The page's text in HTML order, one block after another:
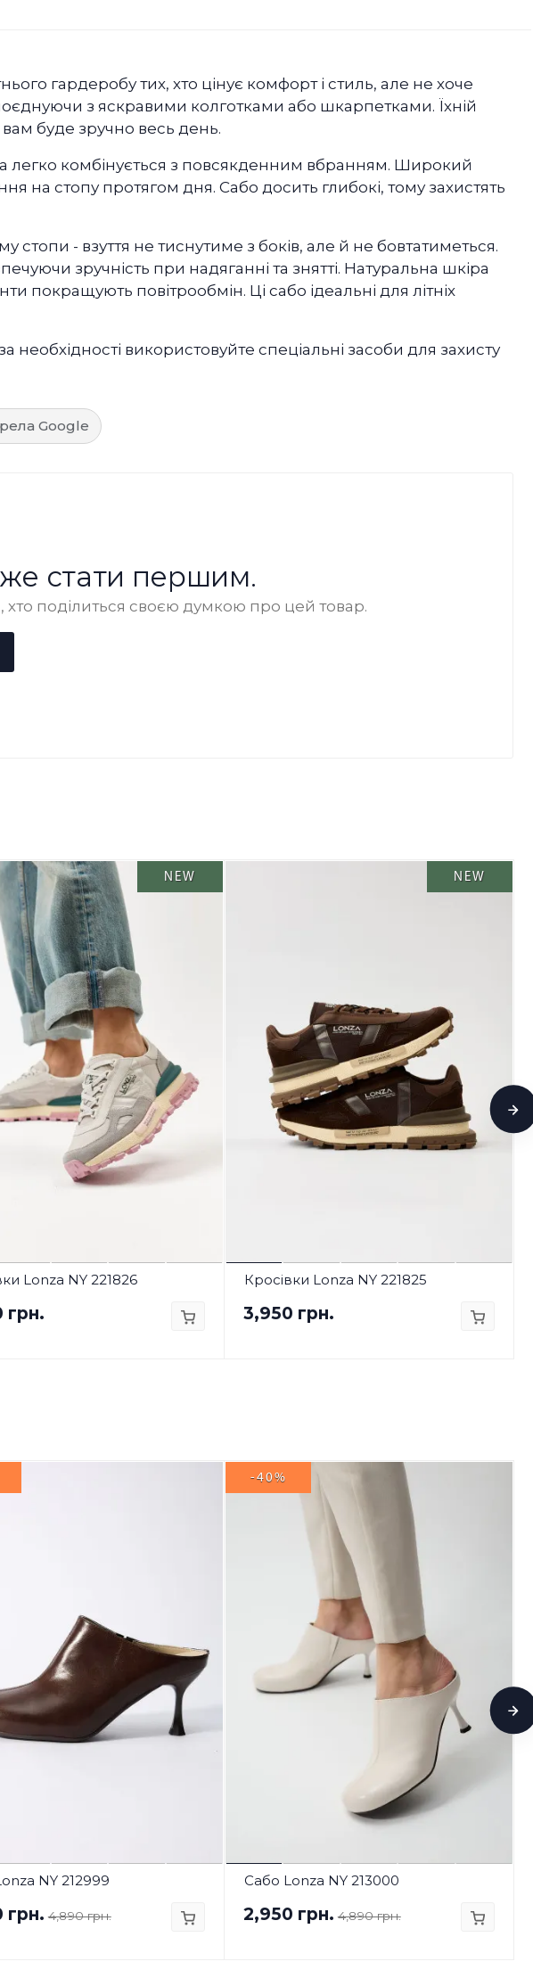
гардеробу тих, хто цінує комфорт і стиль, але не хоче
з яскравими колготками або шкарпетками. Їхній
буде зручно весь день.
комбінується з повсякденним вбранням. Широкий
на стопу протягом дня. Сабо досить глибокі, тому захистять
- взуття не тиснутиме з боків, але й не бовтатиметься.
зручність при надяганні та знятті. Натуральна шкіра
покращують повітрообмін. Ці сабо ідеальні для літніх
використовуйте спеціальні засоби для захисту
Google
стати першим.
поділиться своєю думкою про цей товар.
NEW
Lonza NY 221826
грн.
NEW
Кросівки Lonza NY 221825
3,950 грн.
NY 212999
грн. 4,890 грн.
-40%
Сабо Lonza NY 213000
2,950 грн. 4,890 грн.